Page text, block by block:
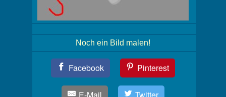
Noch ein Bild malen!
Facebook Pinterest